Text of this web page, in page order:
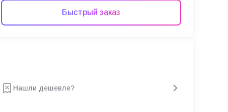
Быстрый заказ
Нашли дешевле?